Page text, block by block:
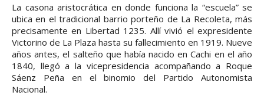
La casona aristocrática en donde funciona la “escuela” se
ubica en el tradicional barrio porteño de La Recoleta, más
precisamente en Libertad 1235. Allí vivió el expresidente
Victorino de La Plaza hasta su fallecimiento en 1919. Nueve
años antes, el salteño que había nacido en Cachi en el año
1840, llegó a la vicepresidencia acompañando a Roque
Sáenz Peña en el binomio del Partido Autonomista
Nacional.